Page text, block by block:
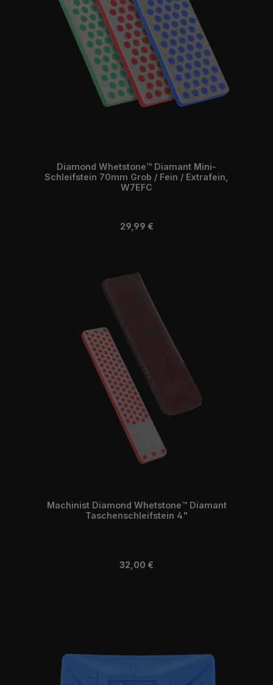
Diamond Whetstone™ Diamant Mini-
Schleifstein 70mm Grob / Fein / Extrafein,
W7EFC
Regulärer Preis:
29,99 €
Machinist Diamond Whetstone™ Diamant
Taschenschleifstein 4"
Regulärer Preis:
32,00 €